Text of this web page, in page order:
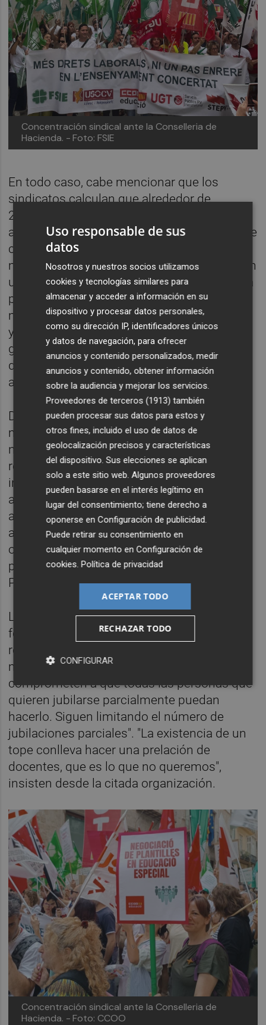
Concentración sindical ante la Conselleria de
Hacienda. - Foto: FSIE
En todo caso, cabe mencionar que los
sindicatos calculan que alrededor de
250 profesores mayores de 55 años podrían
acogerse a este sistema cada año, por lo que
creen que todavía hay "mucho margen de
mejora" en la oferta. Algunas voces reclaman
un incremento del número de docentes para
poder garantizar la cobertura completa,
mientras otras piden que no exista un límite
y que la Conseleria de Educación
garantice la jubilación parcial a todos los
docentes que estén en condiciones de
acceder a ella.
Desde FSIE, formación mayoritaria en este
modelo de enseñanza, reconocen que el
nuevo documento "se acerca más" a sus
reivindicaciones, aunque "sigue siendo
insuficiente". Además, recuerdan que,
además de este tema, todavía quedan otros
aspectos pendientes de "pulir", en referencia
a cuestiones como la modificación de la
orden de pago delegado, la adecuación de
plantillas o las mejoras en la Formación
Profesional Dual.
La postura es algo distinta en otras
formaciones, como es el caso de CCOO, que
reclama la eliminación de un límite en este
mecanismo: "Con esta oferta no se
comprometen a que todas las personas que
quieren jubilarse parcialmente puedan
hacerlo. Siguen limitando el número de
jubilaciones parciales". "La existencia de un
tope conlleva hacer una prelación de
docentes, que es lo que no queremos",
insisten desde la citada organización.
Concentración sindical ante la Conselleria de
Hacienda. - Foto: CCOO
Uso responsable de sus
datos
Nosotros y nuestros socios utilizamos
cookies y tecnologías similares para
almacenar y acceder a información en su
dispositivo y procesar datos personales,
como su dirección IP, identificadores únicos
y datos de navegación, para ofrecer
anuncios y contenido personalizados, medir
anuncios y contenido, obtener información
sobre la audiencia y mejorar los servicios.
Proveedores de terceros (1913) también
pueden procesar sus datos para estos y
otros fines, incluido el uso de datos de
geolocalización precisos y características
del dispositivo. Sus elecciones se aplican
solo a este sitio web. Algunos proveedores
pueden basarse en el interés legítimo en
lugar del consentimiento; tiene derecho a
oponerse enConfiguración de publicidad.
Puede retirar su consentimiento en
cualquier momento enConfiguración de
cookies.Política de privacidad
ACEPTAR TODO
RECHAZAR TODO
CONFIGURAR